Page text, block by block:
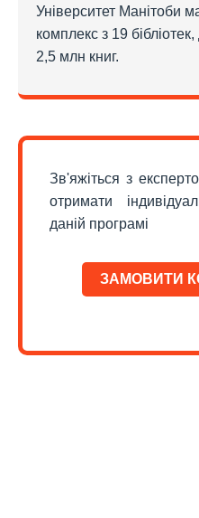
Університет Манітоби
комплекс з 19
2,5 млн книг.
Зв'яжіться з
отримати
даній програмі
ЗАМОВИТИ